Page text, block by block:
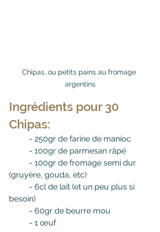
Chipas, ou petits pains au fromage
argentins
Ingrédients pour 30
Chipas:
	- 250gr de farine de manioc
	- 100gr de parmesan râpé
(gruyère, gouda, etc)
besoin)
	- 60gr de beurre mou
	- 1 œuf